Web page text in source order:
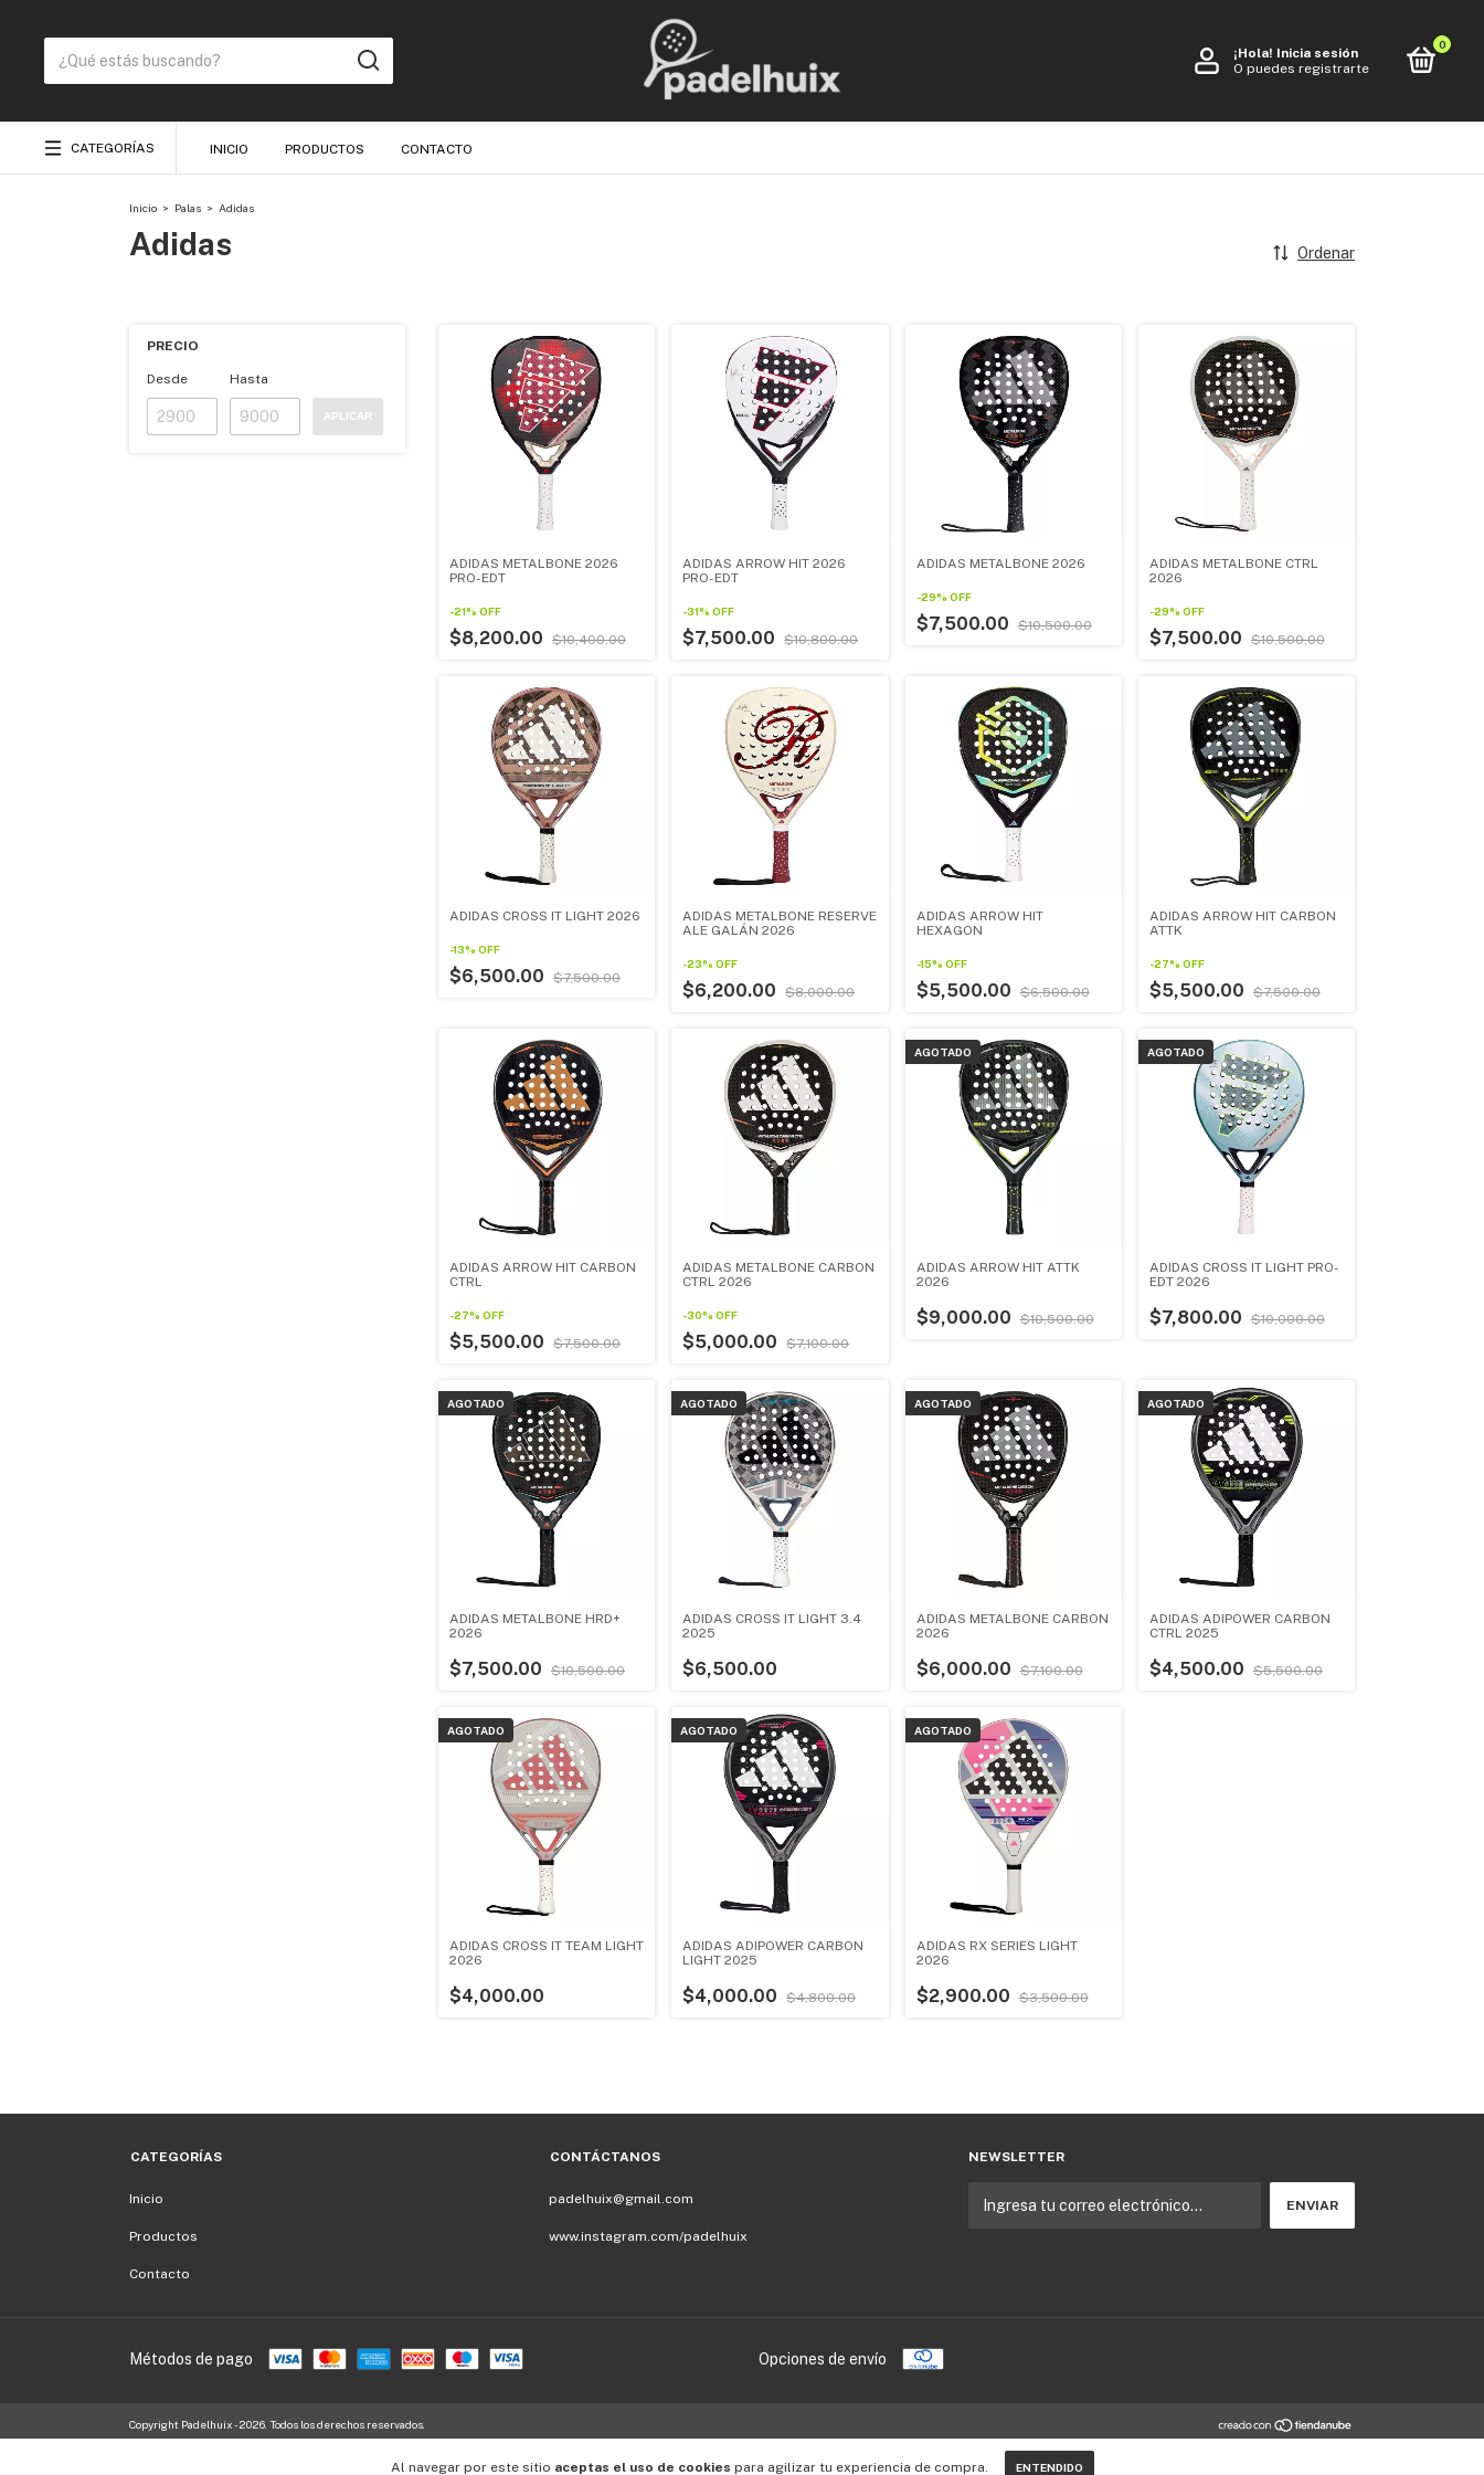
¡Hola! Inicia sesión
O puedes registrarte
0
CATEGORÍAS INICIO PRODUCTOS CONTACTO
Al navegar por este sitio aceptas el uso de cookies para agilizar tu experiencia de compra. ENTENDIDO
Inicio > Palas > Adidas
Adidas Ordenar
PRECIO
Desde Hasta
APLICAR
ADIDAS METALBONE 2026
PRO-EDT
-21% OFF
$8,200.00 $10,400.00
ADIDAS ARROW HIT 2026
PRO-EDT
-31%OFF
$7,500.00 $10,800.00
ADIDAS METALBONE 2026
-29% OFF
$7,500.00 $10,500.00
ADIDAS METALBONE CTRL
2026
-29% OFF
$7,500.00 $10,500.00
ADIDAS CROSS IT LIGHT 2026
-13% OFF
$6,500.00 $7,500.00
ADIDAS METALBONE RESERVE
ALE GALÁN 2026
-23%OFF
$6,200.00 $8,000.00
ADIDAS ARROW HIT
HEXAGON
-15% OFF
$5,500.00 $6,500.00
ADIDAS ARROW HIT CARBON
ATTK
-27% OFF
$5,500.00 $7,500.00
ADIDAS ARROW HIT CARBON
CTRL
-27% OFF
$5,500.00 $7,500.00
ADIDAS METALBONE CARBON
CTRL 2026
-30%OFF
$5,000.00 $7,100.00
AGOTADO
ADIDAS ARROW HIT ATTK
2026
$9,000.00 $10,500.00
AGOTADO
ADIDAS CROSS IT LIGHT PRO-
EDT 2026
$7,800.00 $10,000.00
AGOTADO
ADIDAS METALBONE HRD+
2026
$7,500.00 $10,500.00
AGOTADO
ADIDAS CROSS IT LIGHT 3.4
2025
$6,500.00
AGOTADO
ADIDAS METALBONE CARBON
2026
$6,000.00 $7,100.00
AGOTADO
ADIDAS ADIPOWER CARBON
CTRL 2025
$4,500.00 $5,500.00
AGOTADO
ADIDAS CROSS IT TEAM LIGHT
2026
$4,000.00
AGOTADO
ADIDAS ADIPOWER CARBON
LIGHT 2025
$4,000.00 $4,800.00
AGOTADO
ADIDAS RX SERIES LIGHT
2026
$2,900.00 $3,500.00
CATEGORÍAS
Inicio
Productos
Contacto
CONTÁCTANOS
padelhuix@gmail.com
www.instagram.com/padelhuix
NEWSLETTER
Métodos de pago Opciones de envío
Copyright Padelhuix - 2026. Todos los derechos reservados.